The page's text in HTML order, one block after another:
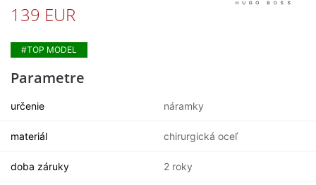
139 EUR
#TOP MODEL
Parametre
určenie náramky
materiál chirurgická oceľ
doba záruky 2 roky